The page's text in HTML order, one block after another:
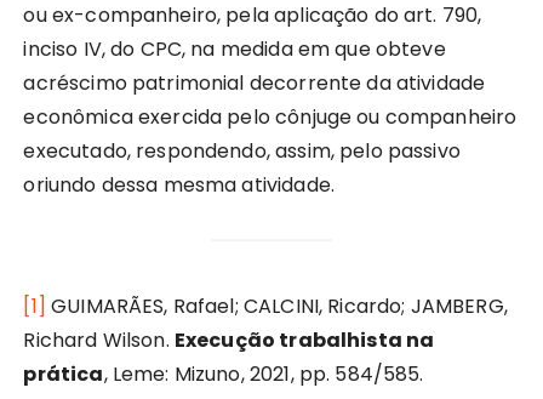
ou ex-companheiro, pela aplicação do art. 790,
inciso IV, do CPC, na medida em que obteve
acréscimo patrimonial decorrente da atividade
econômica exercida pelo cônjuge ou companheiro
executado, respondendo, assim, pelo passivo
oriundo dessa mesma atividade.
[1] GUIMARÃES, Rafael; CALCINI, Ricardo; JAMBERG,
Richard Wilson. Execução trabalhista na
prática, Leme: Mizuno, 2021, pp. 584/585.